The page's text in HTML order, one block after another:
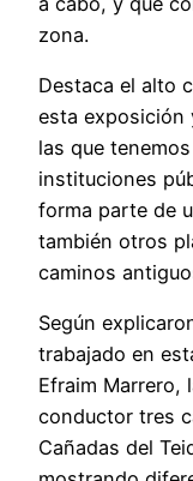
zona.
Destaca el alto
esta exposición
las que
instituciones
forma parte de
también otros
caminos
Según
trabajado en
Efraim Marrero,
conductor tres
Cañadas del